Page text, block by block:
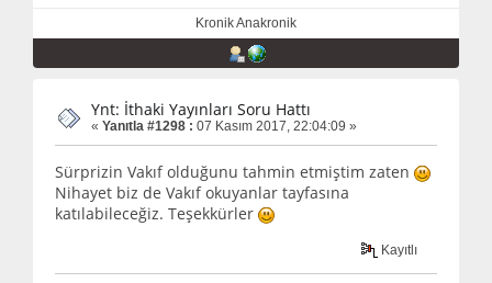
Kronik Anakronik
Ynt: İthaki Yayınları Soru Hattı
« Yanıtla #1298 : 07 Kasım 2017, 22:04:09 »
Sürprizin Vakıf olduğunu tahmin etmiştim zaten
Nihayet biz de Vakıf okuyanlar tayfasına
katılabileceğiz. Teşekkürler
Kayıtlı